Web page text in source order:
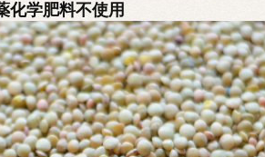
化学肥料不使用